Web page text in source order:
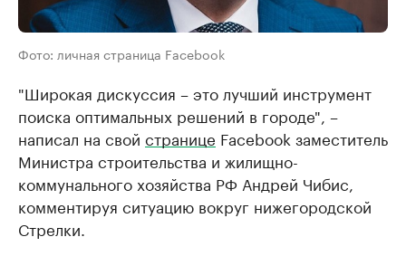
Фото: личная страница Facebook
"Широкая дискуссия – это лучший инструмент
поиска оптимальных решений в городе", –
написал на свой странице Facebook заместитель
Министра строительства и жилищно-
коммунального хозяйства РФ Андрей Чибис,
комментируя ситуацию вокруг нижегородской
Стрелки.